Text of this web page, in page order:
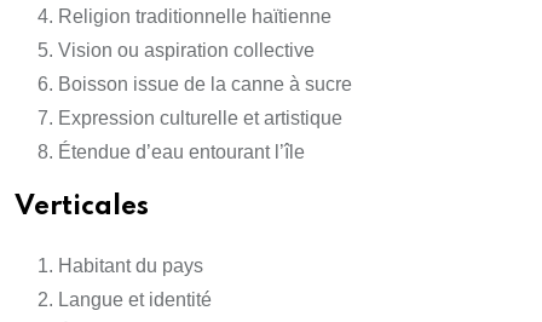
Religion traditionnelle haïtienne
Vision ou aspiration collective
Boisson issue de la canne à sucre
Expression culturelle et artistique
Étendue d’eau entourant l’île
Verticales
Habitant du pays
Langue et identité